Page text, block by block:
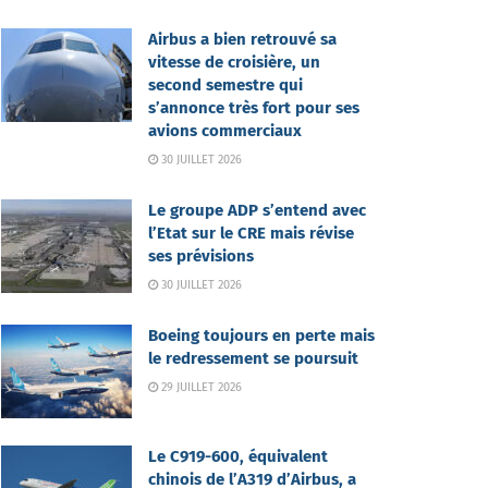
Airbus a bien retrouvé sa
vitesse de croisière, un
second semestre qui
s’annonce très fort pour ses
avions commerciaux
30 JUILLET 2026
Le groupe ADP s’entend avec
l’Etat sur le CRE mais révise
ses prévisions
30 JUILLET 2026
Boeing toujours en perte mais
le redressement se poursuit
29 JUILLET 2026
Le C919-600, équivalent
chinois de l’A319 d’Airbus, a